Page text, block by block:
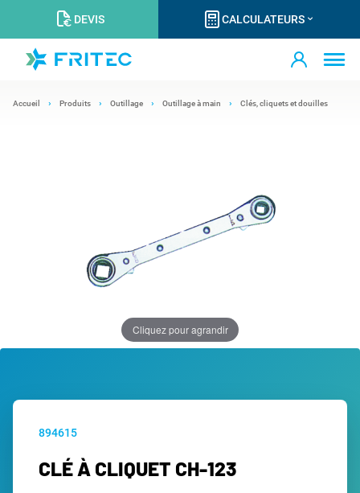
DEVIS CALCULATEURS
Accueil Produits Outillage Outillage à main Clés, cliquets et douilles
Cliquez pour agrandir
894615
CLÉ À CLIQUET CH-123